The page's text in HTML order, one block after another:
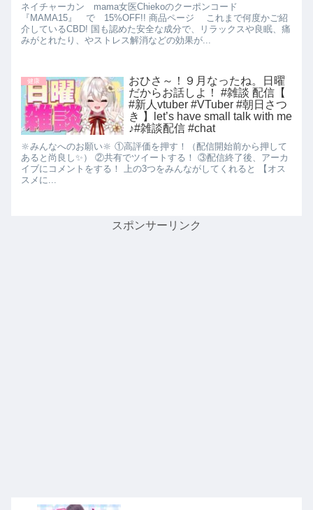
ネイチャーカン mama女医Chiekoのクーポンコード
『MAMA15』 で 15%OFF!! 商品ページ これまで何度かご紹
介しているCBD! 国も認めた安全な成分で、リラックスや良眠、痛
みがとれたり、やストレス解消などの効果が...
健康
おひさ～！９月なったね。日曜
だからお話しよ！ #雑談 配信【
#新人vtuber #VTuber #朝日さつ
き 】let’s have small talk with me
♪#雑談配信 #chat
🔆みんなへのお願い🔆 ①高評価を押す！（配信開始前から押して
あると尚良し✨） ②共有でツイートする！ ③配信終了後、アーカ
イブにコメントをする！ 上の3つをみんながしてくれると 【オス
スメに...
スポンサーリンク